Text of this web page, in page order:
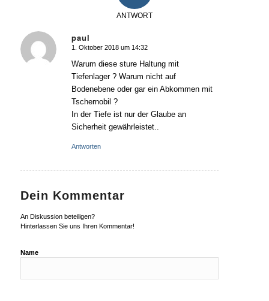
ANTWORT
paul
sagte:
1. Oktober 2018 um 14:32
Warum diese sture Haltung mit
Tiefenlager ? Warum nicht auf
Bodenebene oder gar ein Abkommen mit
Tschernobil ?
In der Tiefe ist nur der Glaube an
Sicherheit gewährleistet..
Antworten
Dein Kommentar
An Diskussion beteiligen?
Hinterlassen Sie uns Ihren Kommentar!
Name